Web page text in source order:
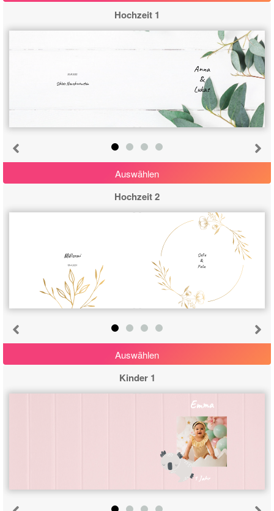
Hochzeit 1
20.8.2022
Schloss Neuschwanstein
Anna
&
Lukas
Auswählen
Hochzeit 2
Müllerovi
18.6.2024
Sofie
&
Felix
Auswählen
Kinder 1
Emma
1 Jahr